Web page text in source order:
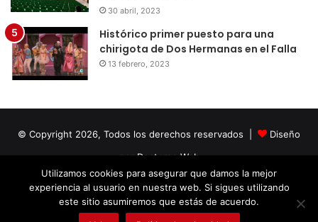
30 abril, 2023
Histórico primer puesto para una
chirigota de Dos Hermanas en el Falla
13 febrero, 2023
© Copyright 2026, Todos los derechos reservados |
Diseño
por Doctores Web
Facebook
TwitterLinkedInYouTubeInstagram
Utilizamos cookies para asegurar que damos la mejor
experiencia al usuario en nuestra web. Si sigues utilizando
este sitio asumiremos que estás de acuerdo.